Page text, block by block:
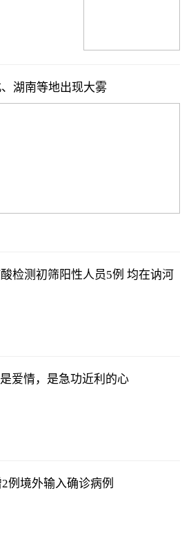
湖南等地出现大雾
检测初筛阳性人员5例 均在讷河
爱情，是急功近利的心
例境外输入确诊病例